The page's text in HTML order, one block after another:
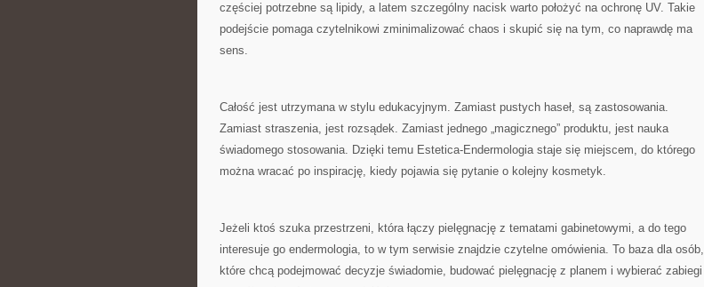
częściej potrzebne są lipidy, a latem szczególny nacisk warto położyć na ochronę UV. Takie
podejście pomaga czytelnikowi zminimalizować chaos i skupić się na tym, co naprawdę ma
sens.
Całość jest utrzymana w stylu edukacyjnym. Zamiast pustych haseł, są zastosowania.
Zamiast straszenia, jest rozsądek. Zamiast jednego „magicznego” produktu, jest nauka
świadomego stosowania. Dzięki temu Estetica-Endermologia staje się miejscem, do którego
można wracać po inspirację, kiedy pojawia się pytanie o kolejny kosmetyk.
Jeżeli ktoś szuka przestrzeni, która łączy pielęgnację z tematami gabinetowymi, a do tego
interesuje go endermologia, to w tym serwisie znajdzie czytelne omówienia. To baza dla osób,
które chcą podejmować decyzje świadomie, budować pielęgnację z planem i wybierać zabiegi